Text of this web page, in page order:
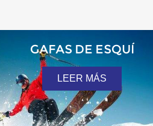
GAFAS DE ESQUÍ
LEER MÁS